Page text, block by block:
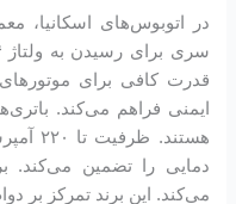
قدرت کافی برای
ایمنی فراهم می‌کند.
دمایی را تضمین می‌کند.
می‌کند. این برند تمرکز بر